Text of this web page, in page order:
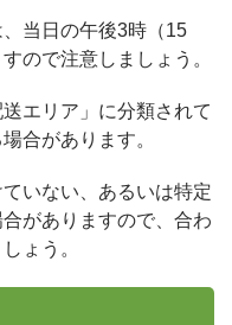
当日の午後3時（15
ので注意しましょう。
エリア」に分類されて
合があります。
いない、あるいは特定
がありますので、合わ
ょう。